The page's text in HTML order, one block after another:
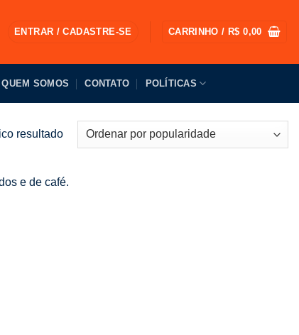
ENTRAR / CADASTRE-SE CARRINHO / R$ 0,00
QUEM SOMOS CONTATO POLÍTICAS
resultado
e de café.